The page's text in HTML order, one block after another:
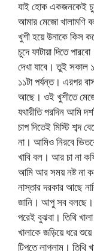
যাই হোক একজনকেই
আমার মেজো খালামণি
খুশী হয়ে উনাকে কিস
চুদে ফাটায়া দিতে
দেখা যাবে। তুই সকাল
১১টা পর্যন্ত। এরপর
আছে। ওই খুশীতে মেজো
যথারীতি পরদিন আমি
চাপ দিতেই মিস্টি
না। আমিও নিরবে
খাবি বল। আর চা না
আমি আর সময় নষ্ট না
নাস্তার দরকার আছে
জানি। আপু সব বলছে।
পরেই বুঝবা। তিথি
খালাকে জড়িয়ে ধরে
টিপতে লাগলাম।